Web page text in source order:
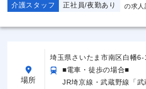
介護スタッフ 正社員/夜勤あり の求人
場所
埼玉県さいたま市南区白幡
■電車・徒歩の場合■
JR埼京線・武蔵野線「